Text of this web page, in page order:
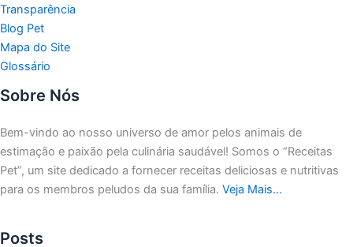
Transparência
Blog Pet
Mapa do Site
Glossário
Sobre Nós
Bem-vindo ao nosso universo de amor pelos animais de
estimação e paixão pela culinária saudável! Somos o “Receitas
Pet”, um site dedicado a fornecer receitas deliciosas e nutritivas
para os membros peludos da sua família. Veja Mais…
Posts